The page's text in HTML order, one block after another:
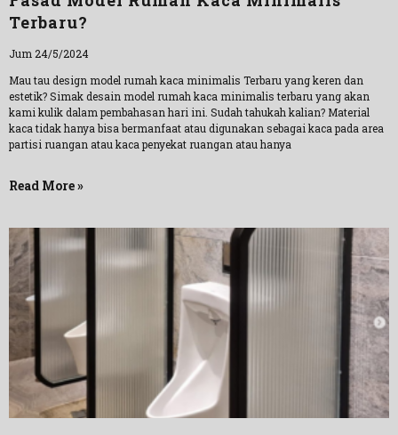
Terbaru?
Jum 24/5/2024
Mau tau design model rumah kaca minimalis Terbaru yang keren dan
estetik? Simak desain model rumah kaca minimalis terbaru yang akan
kami kulik dalam pembahasan hari ini. Sudah tahukah kalian? Material
kaca tidak hanya bisa bermanfaat atau digunakan sebagai kaca pada area
partisi ruangan atau kaca penyekat ruangan atau hanya
Read More »